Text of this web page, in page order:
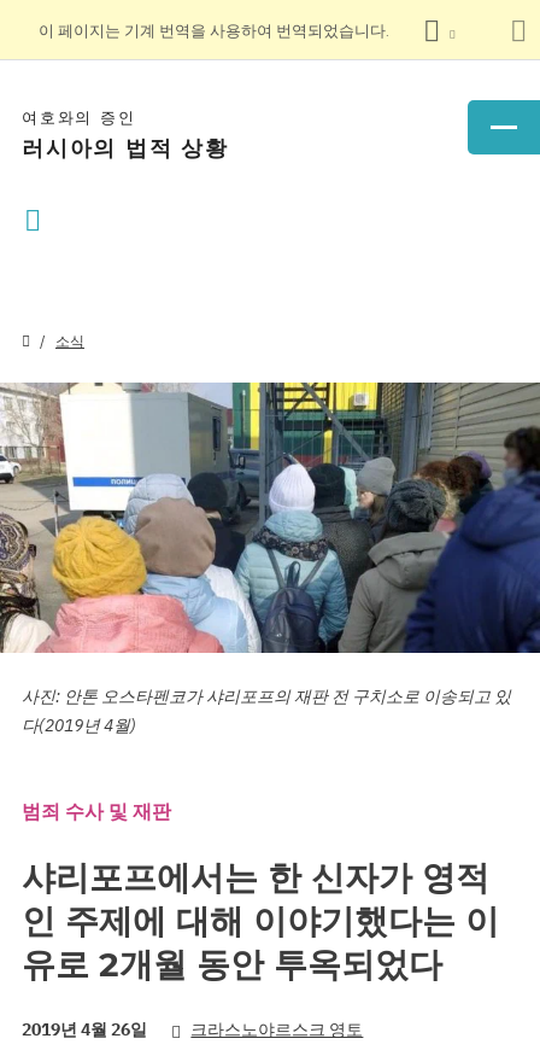
이 페이지는 기계 번역을 사용하여 번역되었습니다.
여호와의 증인
러시아의 법적 상황
소식
사진: 안톤 오스타펜코가 샤리포프의 재판 전 구치소로 이송되고 있
다(2019년 4월)
범죄 수사 및 재판
샤리포프에서는 한 신자가 영적
인 주제에 대해 이야기했다는 이
유로 2개월 동안 투옥되었다
2019년 4월 26일 크라스노야르스크 영토